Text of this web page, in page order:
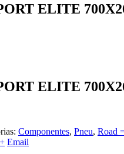
ELITE
ELITE
Componentes, Pneu, Road
Email